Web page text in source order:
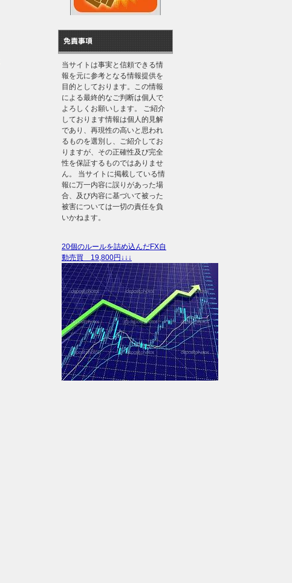
免責事項
当サイトは事実と信頼できる情
報を元に参考となる情報提供を
目的としております。この情報
による最終的なご判断は個人で
よろしくお願いします。 ご紹介
しております情報は個人的見解
であり、再現性の高いと思われ
るものを選別し、ご紹介してお
りますが、その正確性及び完全
性を保証するものではありませ
ん。 当サイトに掲載している情
報に万一内容に誤りがあった場
合、及び内容に基づいて被った
被害については一切の責任を負
いかねます。
20個のルールを詰め込んだFX自
動売買 19,800円↓↓↓